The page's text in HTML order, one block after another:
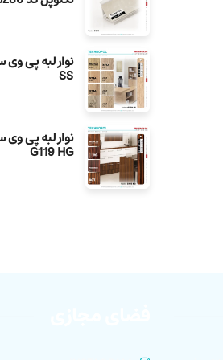
SS
نوار لبه پی
G119 HG